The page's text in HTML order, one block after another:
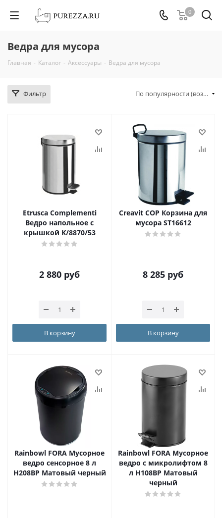
0
Ведра для мусора
Главная - Каталог - Аксессуары - Ведра для мусора
Фильтр По популярности (возрастание)
Etrusca Complementi
Ведро напольное с
крышкой K/8870/53
2 880 руб
В корзину
Creavit COP Корзина для
мусора ST16612
8 285 руб
В корзину
Rainbowl FORA Мусорное
ведро сенсорное 8 л
H208BP Матовый черный
Rainbowl FORA Мусорное
ведро с микролифтом 8
л H108BP Матовый
черный